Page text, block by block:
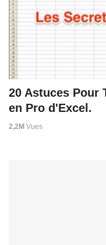
20 Astuces Pour
en Pro d'Excel.
2,2M Vues